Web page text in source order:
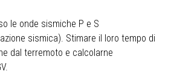
le onde sismiche P e S
sismica). Stimare il loro tempo di
dal terremoto e calcolarne